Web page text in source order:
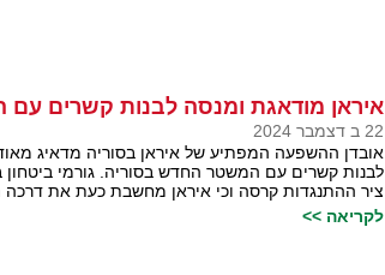
איראן מודאגת ומנסה לבנות קשרים
22 ב דצמבר 2024
אובדן ההשפעה המפתיע של איראן בסוריה מדאיג
לבנות קשרים עם המשטר החדש בסוריה. גורמי
ציר ההתנגדות קרסה וכי איראן מחשבת כעת את
לקריאה >>